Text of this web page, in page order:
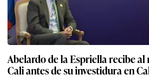
Abelardo de la Espriella recibe al
Cali antes de su investidura en